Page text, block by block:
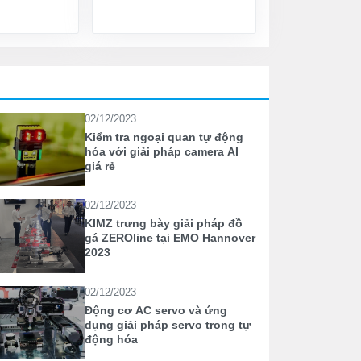
02/12/2023
Kiểm tra ngoại quan tự động
hóa với giải pháp camera AI
giá rẻ
02/12/2023
KIMZ trưng bày giải pháp đồ
gá ZEROline tại EMO Hannover
2023
02/12/2023
Động cơ AC servo và ứng
dụng giải pháp servo trong tự
động hóa